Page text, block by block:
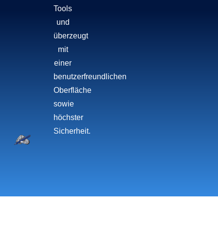
Tools
und
überzeugt
mit
einer
benutzerfreundlichen
Oberfläche
sowie
höchster
Sicherheit.